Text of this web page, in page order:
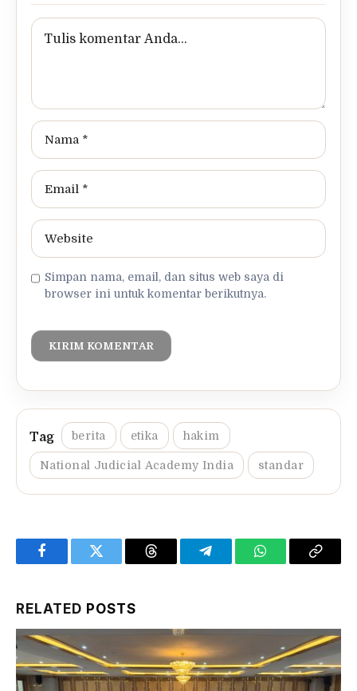
Simpan nama, email, dan situs web saya di
browser ini untuk komentar berikutnya.
berita etika hakim
National Judicial Academy India standar
FacebookTwitter Threads TelegramWhatsAppCopy
RELATED POSTS